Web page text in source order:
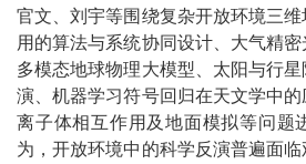
官文、刘宇等围绕复杂开放环境三
用的算法与系统协同设计、大气精密
多模态地球物理大模型、太阳与行
演、机器学习符号回归在天文学中
离子体相互作用及地面模拟等问题
为，开放环境中的科学反演普遍面